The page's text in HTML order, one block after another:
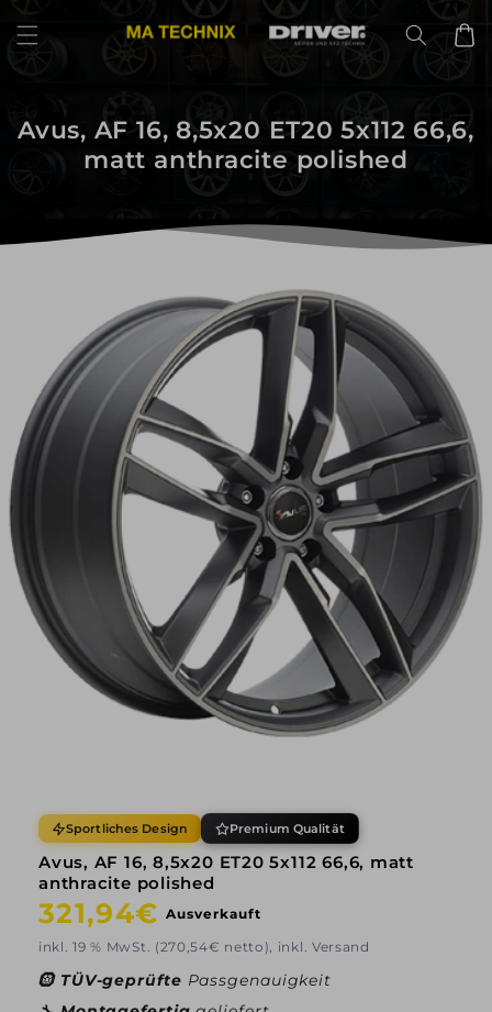
zum
Inhalt
Avus, AF 16, 8,5x20 ET20 5x112 66,6,
matt anthracite polished
Sportliches Design Premium Qualität
Avus, AF 16, 8,5x20 ET20 5x112 66,6, matt
anthracite polished
Normaler
Preis
321,94€ Ausverkauft
inkl. 19 % MwSt. (270,54€ netto), inkl. Versand
🛞 TÜV-geprüfte Passgenauigkeit